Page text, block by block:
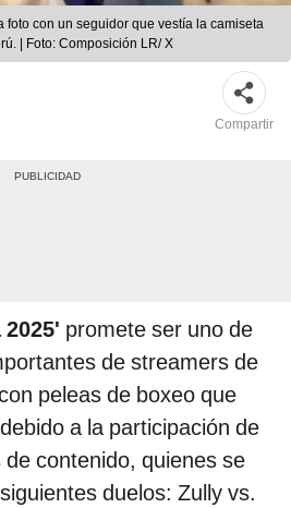
foto con un seguidor que vestía la camiseta
| Foto: Composición LR/ X
Compartir
promete ser uno de
de streamers de
peleas de boxeo que
a la participación de
contenido, quienes se
duelos: Zully vs.